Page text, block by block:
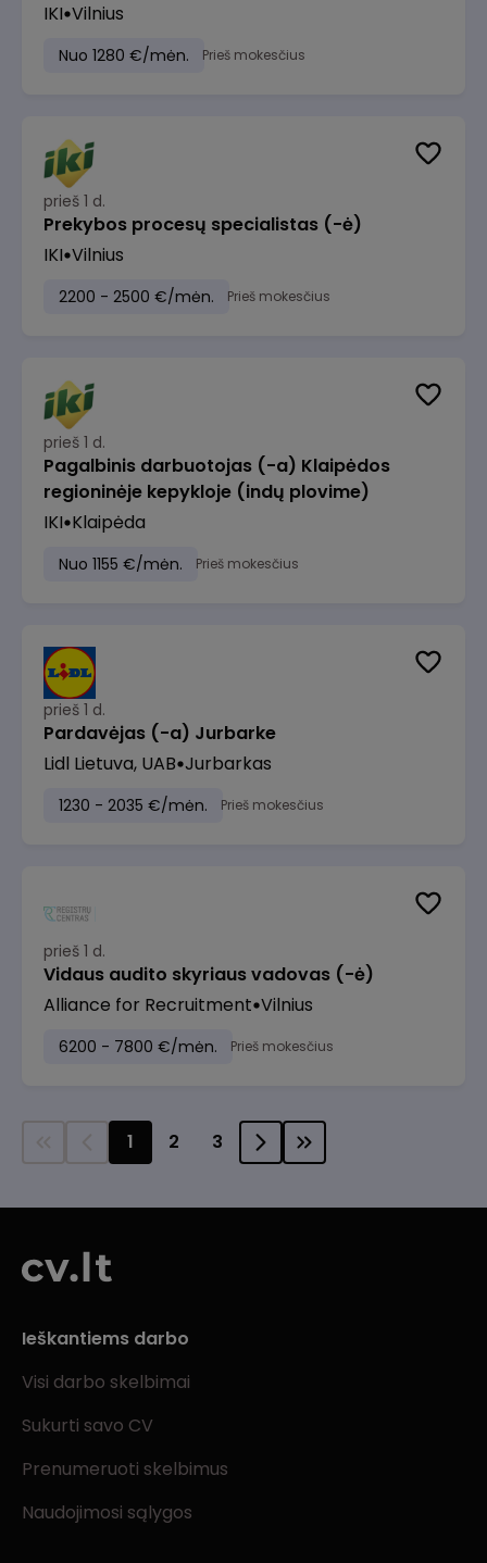
IKI Vilnius
Nuo 1280 €/mėn. Prieš mokesčius
prieš 1 d.
Prekybos procesų specialistas (-ė)
IKI Vilnius
2200 - 2500 €/mėn. Prieš mokesčius
prieš 1 d.
Pagalbinis darbuotojas (-a) Klaipėdos
regioninėje kepykloje (indų plovime)
IKI Klaipėda
Nuo 1155 €/mėn. Prieš mokesčius
prieš 1 d.
Pardavėjas (-a) Jurbarke
Lidl Lietuva, UAB Jurbarkas
1230 - 2035 €/mėn. Prieš mokesčius
prieš 1 d.
Vidaus audito skyriaus vadovas (-ė)
Alliance for Recruitment Vilnius
6200 - 7800 €/mėn. Prieš mokesčius
1 2 3
Ieškantiems darbo
Visi darbo skelbimai
Sukurti savo CV
Prenumeruoti skelbimus
Naudojimosi sąlygos